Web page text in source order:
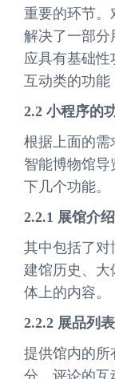
重要的环节。
解决了一部分
应具有基础
互动类的功能
2.2 小程序的
根据上面的需
智能博物馆
下几个功能。
2.2.1 展馆介绍
其中包括了对
建馆历史、大
体上的内容。
2.2.2 展品列表
提供馆内的所
分、评论的互